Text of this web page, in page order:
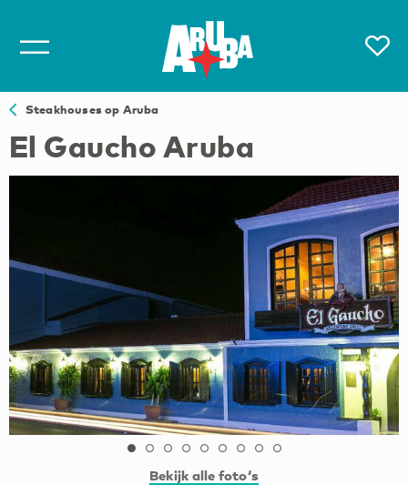
Steakhouses op Aruba
El Gaucho Aruba
Bekijk alle foto‘s